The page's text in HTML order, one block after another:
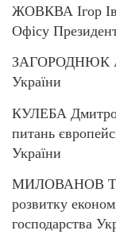
ЖОВКВА Ігор
Офісу
ЗАГОРОДНЮК
України
КУЛЕБА Дмитро
питань
України
МИЛОВАНОВ
розвитку
господарства